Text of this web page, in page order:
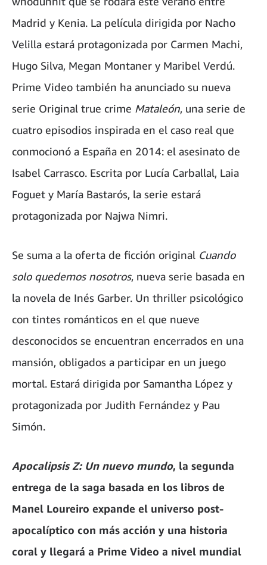
Madrid y Kenia. La película dirigida por Nacho
Velilla estará protagonizada por Carmen Machi,
Hugo Silva, Megan Montaner y Maribel Verdú.
Prime Video también ha anunciado su nueva
serie Original true crime Mataleón, una serie de
cuatro episodios inspirada en el caso real que
conmocionó a España en 2014: el asesinato de
Isabel Carrasco. Escrita por Lucía Carballal, Laia
Foguet y María Bastarós, la serie estará
protagonizada por Najwa Nimri.
Se suma a la oferta de ficción original Cuando
solo quedemos nosotros, nueva serie basada en
la novela de Inés Garber. Un thriller psicológico
con tintes románticos en el que nueve
desconocidos se encuentran encerrados en una
mansión, obligados a participar en un juego
mortal. Estará dirigida por Samantha López y
protagonizada por Judith Fernández y Pau
Simón.
Apocalipsis Z: Un nuevo mundo, la segunda
entrega de la saga basada en los libros de
Manel Loureiro expande el universo post-
apocalíptico con más acción y una historia
coral y llegará a Prime Video a nivel mundial